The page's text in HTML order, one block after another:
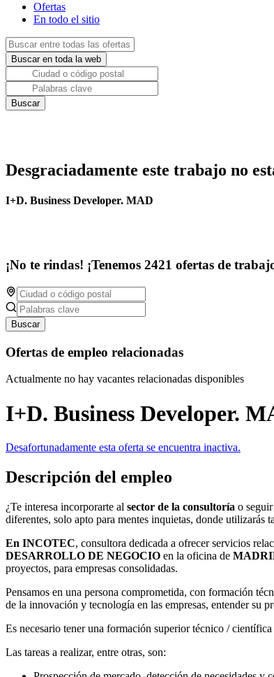
Ofertas
En todo el sitio
Desgraciadamente este trabajo no
I+D. Business Developer. MAD
¡No te rindas! ¡Tenemos 2421 ofertas de
Buscar
Ofertas de empleo relacionadas
Actualmente no hay vacantes relacionadas disponibles
I+D. Business Developer.
Desafortunadamente esta oferta se encuentra inactiva.
Descripción del empleo
¿Te interesa incorporarte al sector de la consultoría o
diferentes, solo apto para mentes inquietas, donde utilizarás
En INCOTEC, consultora dedicada a ofrecer servicios
DESARROLLO DE NEGOCIO en la oficina de
proyectos, para empresas consolidadas.
Pensamos en una persona comprometida, con formación
de la innovación y tecnología en las empresas, entender su
Es necesario tener una formación superior técnico /
Las tareas a realizar, entre otras, son: